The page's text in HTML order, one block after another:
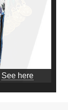
See here